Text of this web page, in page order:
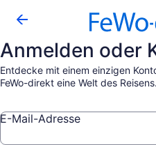
Anmelden oder
Entdecke mit einem einzigen
FeWo-direkt eine Welt des Reisens.
E-Mail-Adresse